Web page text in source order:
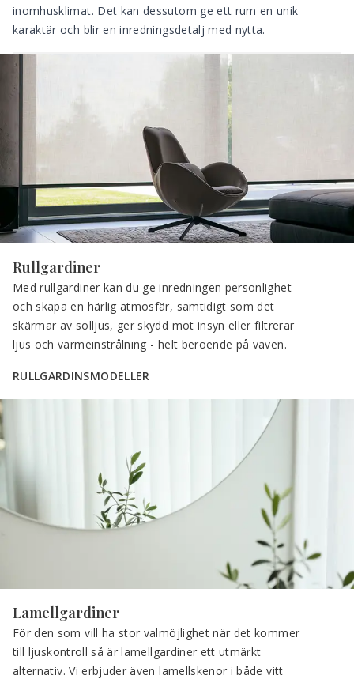
inomhusklimat. Det kan dessutom ge ett rum en unik
karaktär och blir en inredningsdetalj med nytta.
Rullgardiner
Med rullgardiner kan du ge inredningen personlighet
och skapa en härlig atmosfär, samtidigt som det
skärmar av solljus, ger skydd mot insyn eller filtrerar
ljus och värmeinstrålning - helt beroende på väven.
RULLGARDINSMODELLER
Lamellgardiner
För den som vill ha stor valmöjlighet när det kommer
till ljuskontroll så är lamellgardiner ett utmärkt
alternativ. Vi erbjuder även lamellskenor i både vitt